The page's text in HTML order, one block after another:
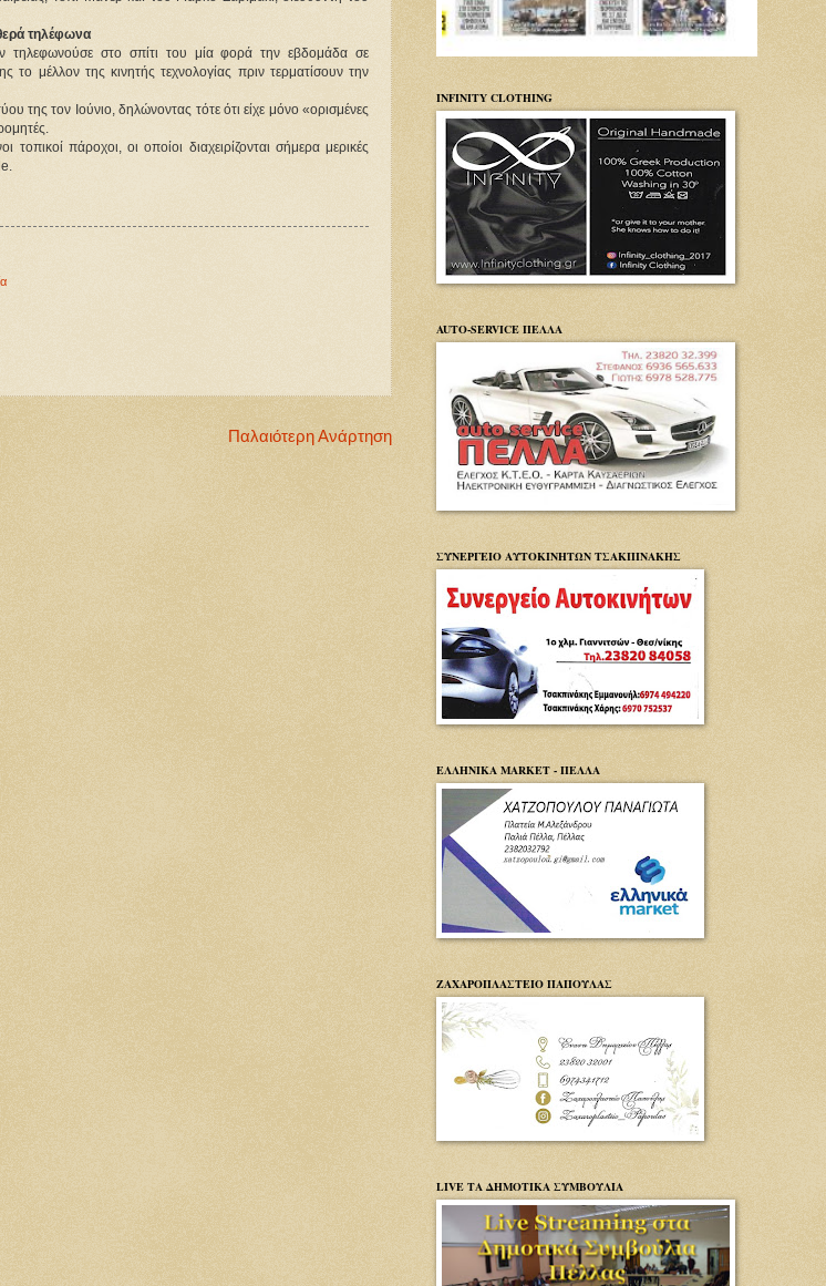
τηλέφωνα
τηλεφωνούσε στο σπίτι του μία φορά την εβδομάδα σε
το μέλλον της κινητής τεχνολογίας πριν τερματίσουν την
της τον Ιούνιο, δηλώνοντας τότε ότι είχε μόνο «ορισμένες
πάροχοι, οι οποίοι διαχειρίζονται σήμερα μερικές
Παλαιότερη Ανάρτηση
INFINITY CLOTHING
AUTO-SERVICE ΠΕΛΛΑ
ΣΥΝΕΡΓΕΙΟ ΑΥΤΟΚΙΝΗΤΩΝ ΤΣΑΚΠΙΝΑΚΗΣ
ΕΛΛΗΝΙΚΑ MARKET - ΠΕΛΛΑ
ΖΑΧΑΡΟΠΛΑΣΤΕΙΟ ΠΑΠΟΥΛΑΣ
LIVE ΤΑ ΔΗΜΟΤΙΚΑ ΣΥΜΒΟΥΛΙΑ